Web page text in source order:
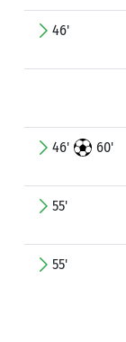
46'
46' 60'
55'
55'